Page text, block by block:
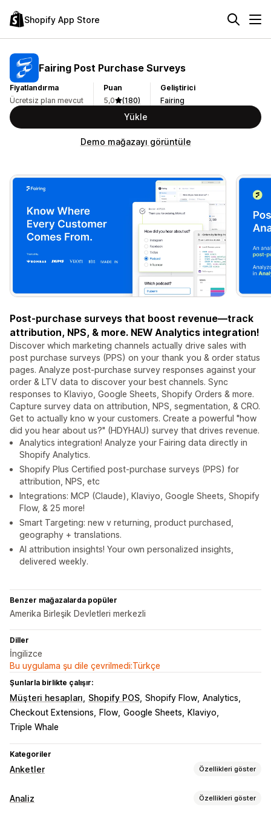
Shopify App Store
Fairing Post Purchase Surveys
Fiyatlandırma
Ücretsiz plan mevcut
Puan
5,0
(180)
Geliştirici
Fairing
Yükle
Demo mağazayı görüntüle
Post-purchase surveys that boost revenue—track
attribution, NPS, & more. NEW Analytics integration!
Discover which marketing channels actually drive sales with
post purchase surveys (PPS) on your thank you & order status
pages. Analyze post-purchase survey responses against your
order & LTV data to discover your best channels. Sync
responses to Klaviyo, Google Sheets, Shopify Orders & more.
Capture survey data on attribution, NPS, segmentation, & CRO.
Get to actually kno w your customers. Create a powerful "how
did you hear about us?" (HDYHAU) survey that drives revenue.
Analytics integration! Analyze your Fairing data directly in
Shopify Analytics.
Shopify Plus Certified post-purchase surveys (PPS) for
attribution, NPS, etc
Integrations: MCP (Claude), Klaviyo, Google Sheets, Shopify
Flow, & 25 more!
Smart Targeting: new v returning, product purchased,
geography + translations.
AI attribution insights! Your own personalized insights,
delivered weekly.
Benzer mağazalarda popüler
Amerika Birleşik Devletleri merkezli
Diller
İngilizce
Bu uygulama şu dile çevrilmedi:Türkçe
Şunlarla birlikte çalışır:
Müşteri hesapları Shopify POS Shopify Flow Analytics
Checkout Extensions
Flow Google Sheets
Klaviyo
Triple Whale
Kategoriler
Anketler Özellikleri göster
Form özelleştirme
Analiz Özellikleri göster